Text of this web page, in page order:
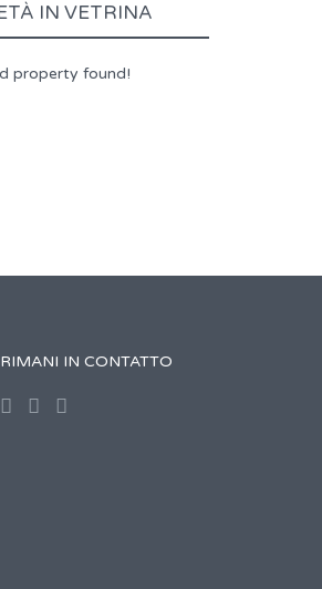
IN VETRINA
property found!
RIMANI IN CONTATTO